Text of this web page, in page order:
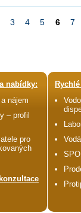
3 4 5 6 7
nabídky:
nájem
– profil
pro